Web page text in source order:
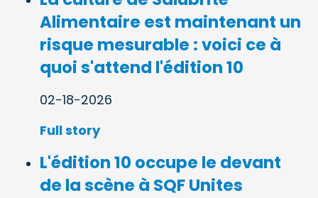
Alimentaire est maintenant un
risque mesurable : voici ce à
quoi s'attend l'édition 10
02-18-2026
Full story
L'édition 10 occupe le devant
de la scène à SQF Unites